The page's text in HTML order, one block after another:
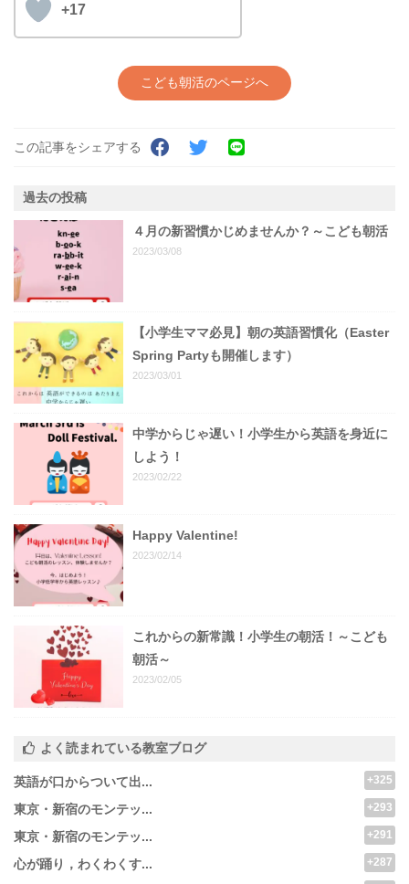
+17
こども朝活のページへ
この記事をシェアする
過去の投稿
４月の新習慣かじめませんか？～こども朝活
2023/03/08
【小学生ママ必見】朝の英語習慣化（Easter
Spring Partyも開催します）
2023/03/01
中学からじゃ遅い！小学生から英語を身近に
しよう！
2023/02/22
Happy Valentine!
2023/02/14
これからの新常識！小学生の朝活！～こども
朝活～
2023/02/05
よく読まれている教室ブログ
英語が口からついて出... +325
東京・新宿のモンテッ... +293
東京・新宿のモンテッ... +291
心が踊り，わくわくす... +287